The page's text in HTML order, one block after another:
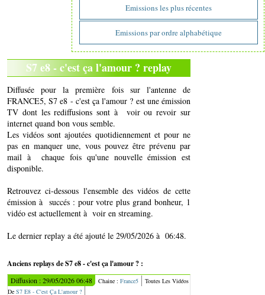
Emissions les plus récentes
Emissions par ordre alphabétique
S7 e8 - c'est ça l'amour ? replay
Diffusée pour la première fois sur l'antenne de
FRANCE5, S7 e8 - c'est ça l'amour ? est une émission
TV dont les rediffusions sont à voir ou revoir sur
internet quand bon vous semble.
Les vidéos sont ajoutées quotidiennement et pour ne
pas en manquer une, vous pouvez être prévenu par
mail à chaque fois qu'une nouvelle émission est
disponible.
Retrouvez ci-dessous l'ensemble des vidéos de cette
émission à succés : pour votre plus grand bonheur, 1
vidéo est actuellement à voir en streaming.
Le dernier replay a été ajouté le 29/05/2026 à 06:48.
Anciens replays de S7 e8 - c'est ça l'amour ? :
Diffusion : 29/05/2026 06:48 Chaine : France5
Toutes Les Vidéos
De S7 E8 - C'est Ça L'amour ?